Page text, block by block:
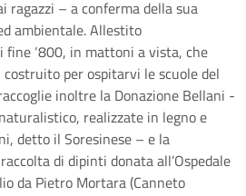
ragazzi – a conferma della sua
ambientale. Allestito
fine ‘800, in mattoni a vista, che
per ospitarvi le scuole del
inoltre la Donazione Bellani -
realizzate in legno e
detto il Soresinese – e la
di dipinti donata all’Ospedale
da Pietro Mortara (Canneto